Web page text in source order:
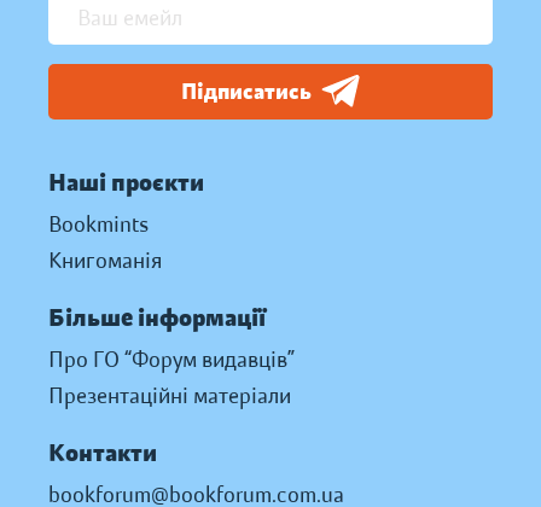
Підписатись
Наші проєкти
Bookmints
Книгоманія
Більше інформації
Про ГО “Форум видавців”
Презентаційні матеріали
Контакти
bookforum@bookforum.com.ua